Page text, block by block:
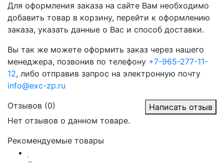
Для оформления заказа на сайте Вам необходимо
добавить товар в корзину, перейти к оформлению
заказа, указать данные о Вас и способ доставки.
Вы так же можете оформить заказ через нашего
менеджера, позвонив по телефону +7-965-277-11-
12, либо отправив запрос на электронную почту
info@exc-zp.ru
Отзывов (0)
Написать отзыв
Нет отзывов о данном товаре.
Рекомендуемые товары